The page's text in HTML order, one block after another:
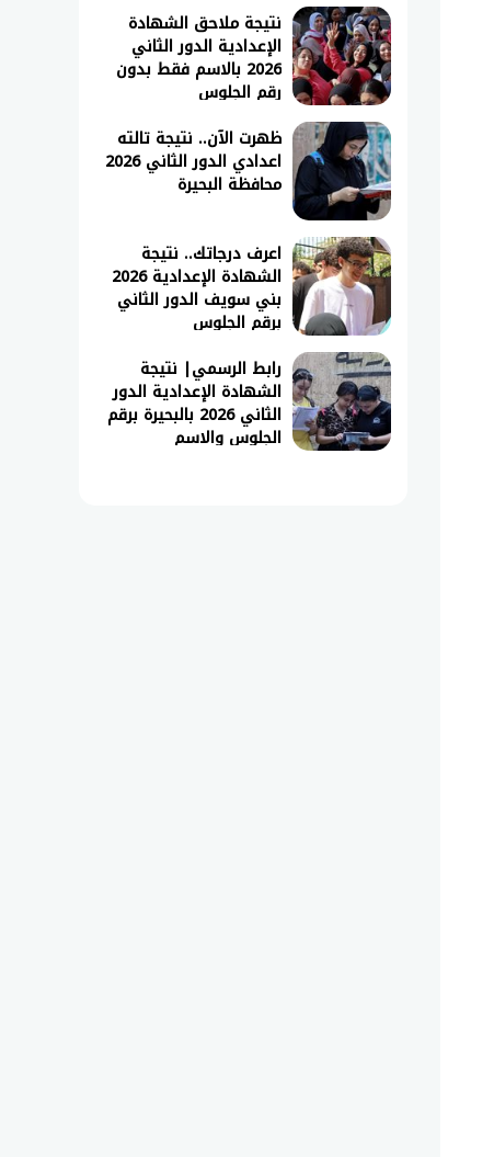
نتيجة ملاحق الشهادة
الإعدادية الدور الثاني
2026 بالاسم فقط بدون
رقم الجلوس
ظهرت الآن.. نتيجة تالته
اعدادي الدور الثاني 2026
محافظة البحيرة
اعرف درجاتك.. نتيجة
الشهادة الإعدادية 2026
بني سويف الدور الثاني
برقم الجلوس
رابط الرسمي| نتيجة
الشهادة الإعدادية الدور
الثاني 2026 بالبحيرة برقم
الجلوس والاسم